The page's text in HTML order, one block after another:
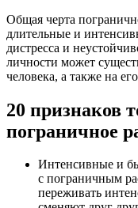
Общая черта
длительные и
дистресса и
личности может
человека, а также на
20 признаков
пограничное
Интенсивные и
с пограничным
переживать